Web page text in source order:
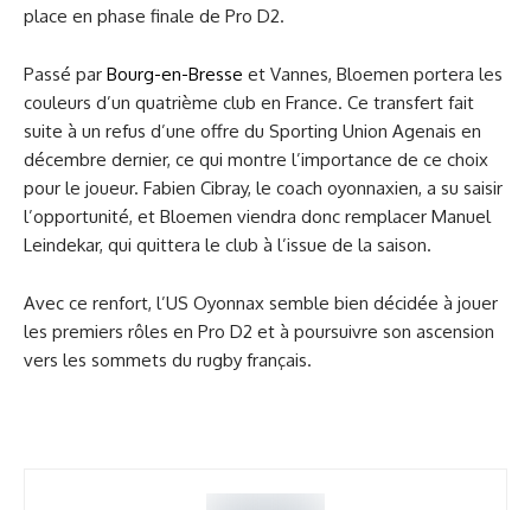
place en phase finale de Pro D2.
Passé par Bourg-en-Bresse et Vannes, Bloemen portera les
couleurs d’un quatrième club en France. Ce transfert fait
suite à un refus d’une offre du Sporting Union Agenais en
décembre dernier, ce qui montre l’importance de ce choix
pour le joueur. Fabien Cibray, le coach oyonnaxien, a su saisir
l’opportunité, et Bloemen viendra donc remplacer Manuel
Leindekar, qui quittera le club à l’issue de la saison.
Avec ce renfort, l’US Oyonnax semble bien décidée à jouer
les premiers rôles en Pro D2 et à poursuivre son ascension
vers les sommets du rugby français.